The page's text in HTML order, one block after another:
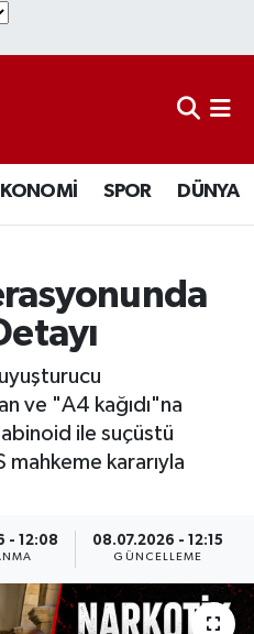
SPOR DÜNYA
ve "A4 kağıdı"na
ile suçüstü
kararıyla
- 12:08 08.07.2026 - 12:15
GÜNCELLEME
Haritası
ve Fikstür